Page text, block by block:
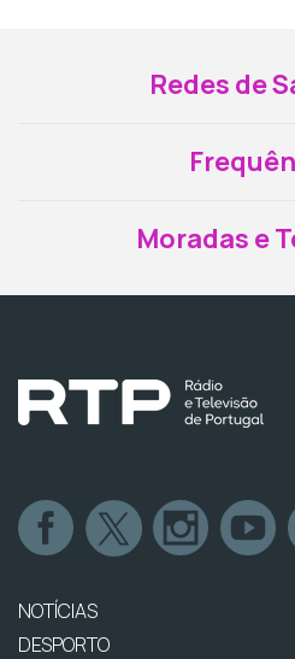
Redes de
Moradas e
NOTÍCIAS
DESPORTO